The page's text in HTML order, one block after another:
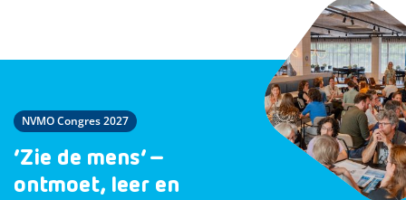
NVMO Congres 2027
‘Zie de mens’ –
ontmoet, leer en